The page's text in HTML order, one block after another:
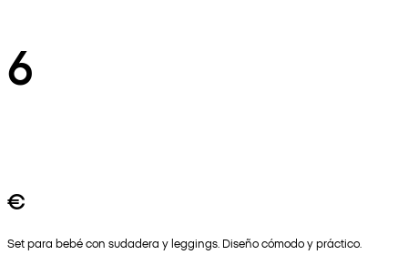
6
€
Set para bebé con sudadera y leggings. Diseño cómodo y práctico.